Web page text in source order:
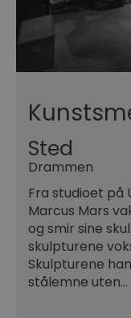
Sted
Drammen
Fra studioet på
Marcus Mars
og smir sine
skulpturene
Skulpturene
stålemne uten…